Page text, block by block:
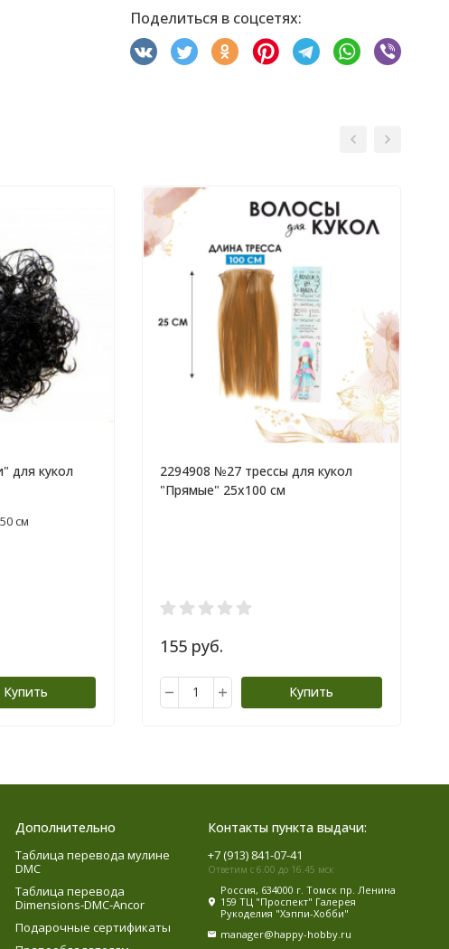
Поделиться в соцсетях:
для кукол
см
Купить
2294908 №27 трессы для кукол
"Прямые" 25х100 см
155 руб.
Купить
Дополнительно
Таблица перевода мулине
DMC
Таблица перевода
Dimensions-DMC-Ancor
Подарочные сертификаты
Контакты пункта выдачи:
+7 (913) 841-07-41
Ответим с 6.00 до 16.45 мск
Россия, 634000 г. Томск пр. Ленина
159 ТЦ "Проспект" Галерея
Рукоделия "Хэппи-Хобби"
manager@happy-hobby.ru